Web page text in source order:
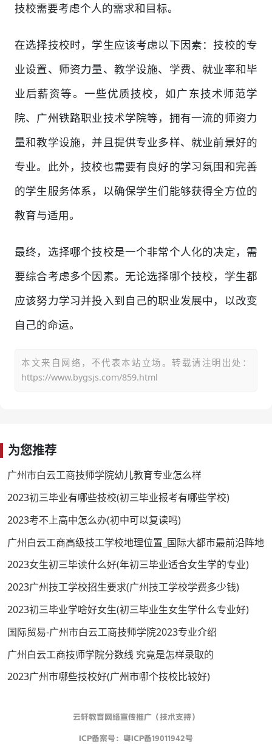
技校需要考虑个人的需求和目标。
在选择技校时，学生应该考虑以下因素：技校的专
业设置、师资力量、教学设施、学费、就业率和毕
业后薪资等。一些优质技校，如广东技术师范学
院、广州铁路职业技术学院等，拥有一流的师资力
量和教学设施，并且提供专业多样、就业前景好的
专业。此外，技校也需要有良好的学习氛围和完善
的学生服务体系，以确保学生们能够获得全方位的
教育与适用。
最终，选择哪个技校是一个非常个人化的决定，需
要综合考虑多个因素。无论选择哪个技校，学生都
应该努力学习并投入到自己的职业发展中，以改变
自己的命运。
本文来自网络，不代表本站立场。转载请注明出处：
https://www.bygsjs.com/859.html
为您推荐
广州市白云工商技师学院幼儿教育专业怎么样
2023初三毕业有哪些技校(初三毕业报考有哪些学校)
2023考不上高中怎么办(初中可以复读吗)
广州白云工商高级技工学校地理位置_国际大都市最前沿阵地
2023女生初三毕读什么好(年初三毕业适合女生学的专业)
2023广州技工学校招生要求(广州技工学校学费多少钱)
2023初三毕业学啥好女生(初三毕业生女生学什么专业好)
国际贸易-广州市白云工商技师学院2023专业介绍
广州白云工商技师学院分数线 究竟是怎样录取的
2023广州市哪些技校好(广州市哪个技校比较好)
云轩教育网络宣传推广（技术支持）
ICP备案号： 粤ICP备19011942号